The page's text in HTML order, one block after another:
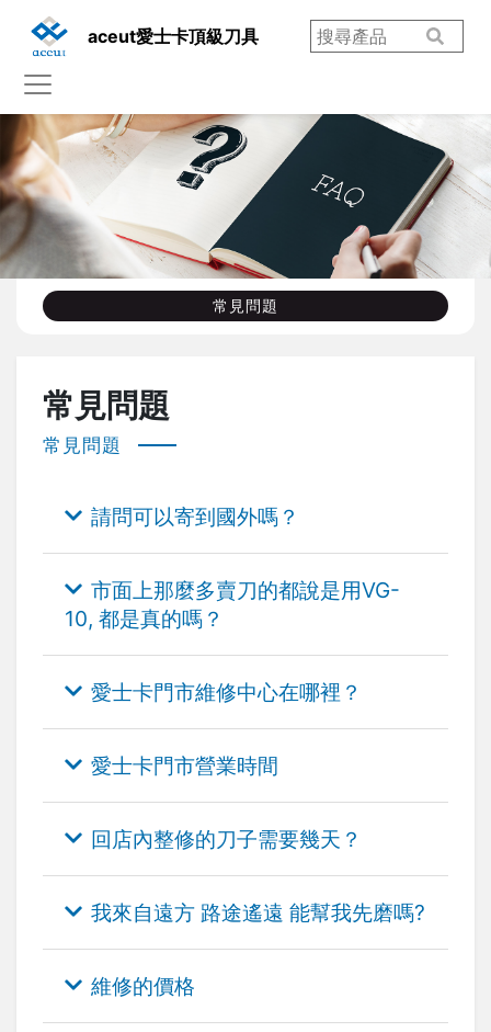
aceut愛士卡頂級刀具
常見問題
常見問題
常見問題
請問可以寄到國外嗎？
市面上那麼多賣刀的都說是用VG-
10, 都是真的嗎？
愛士卡門市維修中心在哪裡？
愛士卡門市營業時間
回店內整修的刀子需要幾天？
我來自遠方 路途遙遠 能幫我先磨嗎?
維修的價格